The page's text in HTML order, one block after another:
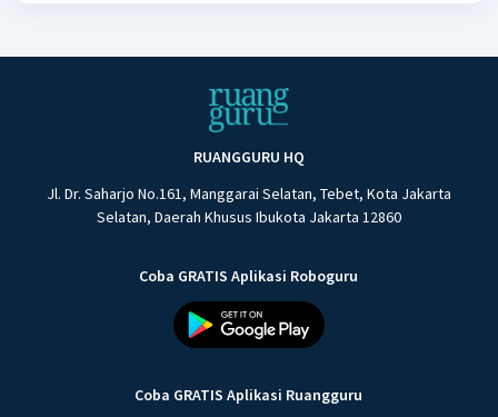
RUANGGURU HQ
Jl. Dr. Saharjo No.161, Manggarai Selatan, Tebet, Kota Jakarta
Selatan, Daerah Khusus Ibukota Jakarta 12860
Coba GRATIS Aplikasi Roboguru
Coba GRATIS Aplikasi Ruangguru